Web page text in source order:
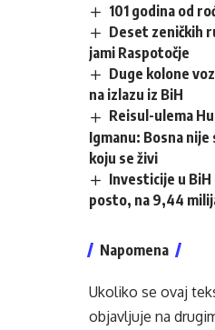
101 godina od
Deset zeničkih
jami Raspotočje
Duge kolone
na izlazu iz BiH
Reisul-ulema
Igmanu: Bosna nije
koju se živi
Investicije u
posto, na 9,44
Napomena
Ukoliko se ovaj
objavljuje na